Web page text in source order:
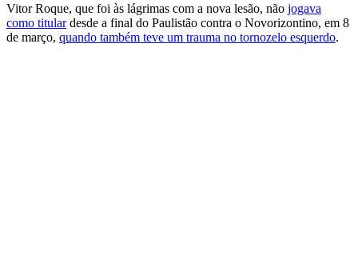
Vitor Roque, que foi às lágrimas com a nova lesão, não jogava
como titulardesde a final do Paulistão contra o Novorizontino, em 8
de março, quando também teve um trauma no tornozelo esquerdo.